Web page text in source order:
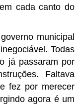
cada canto do
municipal
Todas
já passaram por
Faltava
fez por merecer
agora é um